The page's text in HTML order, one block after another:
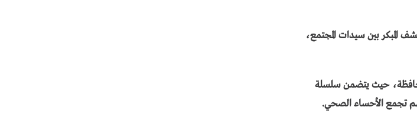
المبكر بين سيدات المجتمع،
حيث يتضمن سلسلة
تجمع الأحساء الصحي.